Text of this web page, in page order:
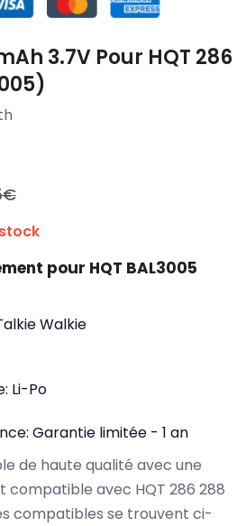
3.7V Pour HQT 286
pour HQT BAL3005
Walkie
Li-Po
Garantie limitée - 1 an
de haute qualité avec une
compatible avec HQT 286 288
compatibles se trouvent ci-